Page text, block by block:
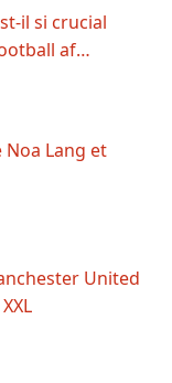
il si crucial
af…
Noa Lang et
United